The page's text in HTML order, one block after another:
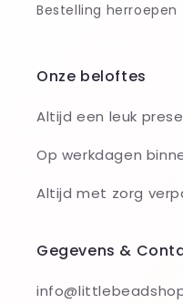
Bestelling herroepen
Onze beloftes
Altijd een leuk
Op werkdagen
Altijd met zorg
Gegevens &